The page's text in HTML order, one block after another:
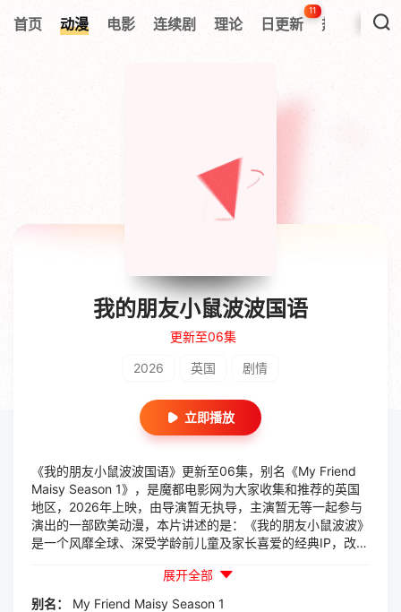
首页 动漫 电影 连续剧 理论 日更新
11
热搜榜
我的朋友小鼠波波国语
更新至06集
2026 英国 剧情
立即播放
《我的朋友小鼠波波国语》更新至06集，别名《My Friend
Maisy Season 1》，是魔都电影网为大家收集和推荐的英国
地区，2026年上映，由导演暂无执导，主演暂无等一起参与
演出的一部欧美动漫，本片讲述的是：《我的朋友小鼠波波》
是一个风靡全球、深受学龄前儿童及家长喜爱的经典IP，改编
全球累计销量超过4650万册，堪称学龄前启蒙的经典之选。
动画延续...
展开全部
别名：
My Friend Maisy Season 1